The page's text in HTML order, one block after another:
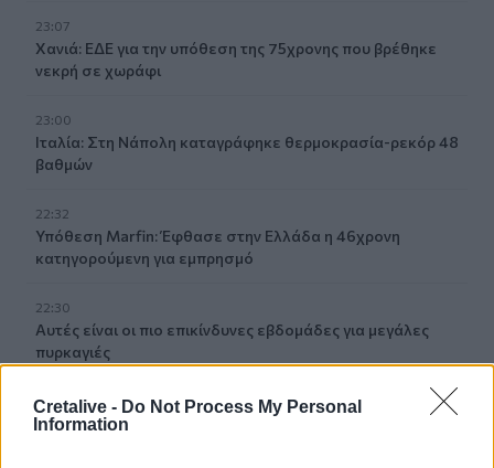
Cretalive - Do Not Process My Personal
Information
23:07
Χανιά: ΕΔΕ για την υπόθεση της 75χρονης που βρέθηκε
νεκρή σε χωράφι
23:00
Ιταλία: Στη Νάπολη καταγράφηκε θερμοκρασία-ρεκόρ 48
βαθμών
22:32
Υπόθεση Marfin: Έφθασε στην Ελλάδα η 46χρονη
κατηγορούμενη για εμπρησμό
22:30
Αυτές είναι οι πιο επικίνδυνες εβδομάδες για μεγάλες
πυρκαγιές
22:21
Χρήστος Δάντης: «Δεν περίμενα την αχαριστία, 22 χρόνια